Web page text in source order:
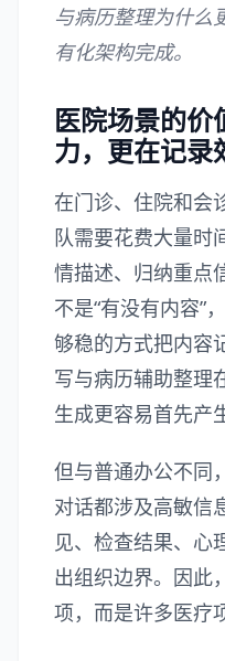
与病历整理为什么
有化架构完成。
医院场景的价
力，更在记录
在门诊、住院和会
队需要花费大量时
情描述、归纳重点
不是“有没有内容”
够稳的方式把内容
写与病历辅助整理
生成更容易首先产
但与普通办公不同
对话都涉及高敏信
见、检查结果、心
出组织边界。因此
项，而是许多医疗